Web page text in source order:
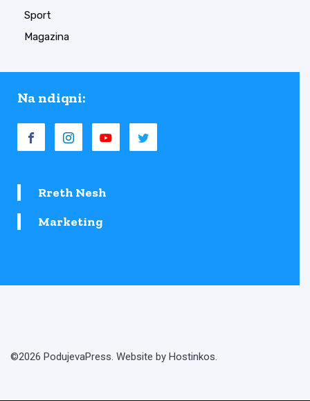
Sport
Magazina
Na ndiqni:
Rreth Nesh
Marketing
©2026 PodujevaPress. Website by Hostinkos.